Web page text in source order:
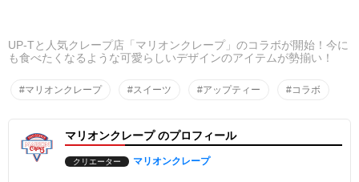
UP-Tと人気クレープ店「マリオンクレープ」のコラボが開始！今に
も食べたくなるような可愛らしいデザインのアイテムが勢揃い！
#マリオンクレープ #スイーツ #アップティー #コラボ
マリオンクレープ のプロフィール
クリエーター マリオンクレープ